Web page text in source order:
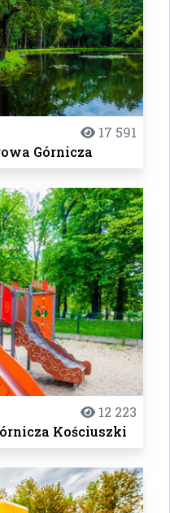
17 591
Górnicza
12 223
Kościuszki